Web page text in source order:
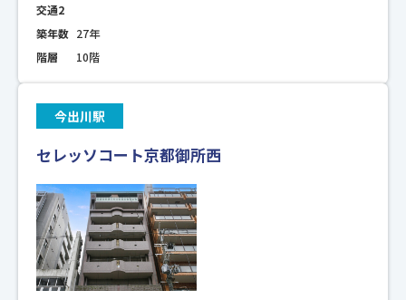
交通2
築年数 27年
階層
10階
今出川駅
セレッソコート京都御所西